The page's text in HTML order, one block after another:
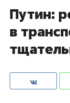
Путин:
в